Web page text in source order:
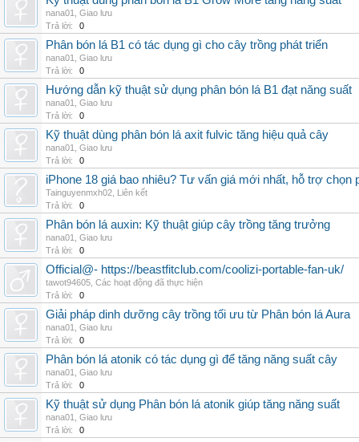
nana01
Giao lưu
Trả lời:
0
Phân bón lá B1 có tác dụng gì cho cây trồng phát triển
nana01
Giao lưu
Trả lời:
0
Hướng dẫn kỹ thuật sử dụng phân bón lá B1 đạt năng suất
nana01
Giao lưu
Trả lời:
0
Kỹ thuật dùng phân bón lá axit fulvic tăng hiệu quả cây
nana01
Giao lưu
Trả lời:
0
iPhone 18 giá bao nhiêu? Tư vấn giá mới nhất, hỗ trợ chọn
Tainguyenmxh02 Liên kết
Trả lời:
0
Phân bón lá auxin: Kỹ thuật giúp cây trồng tăng trưởng
nana01
Giao lưu
Trả lời:
0
Official@- https://beastfitclub.com/coolizi-portable-fan-uk/
tawot94605 Các hoạt động đã thực hiện
Trả lời:
0
Giải pháp dinh dưỡng cây trồng tối ưu từ Phân bón lá Aura
nana01
Giao lưu
Trả lời:
0
Phân bón lá atonik có tác dụng gì để tăng năng suất cây
nana01
Giao lưu
Trả lời:
0
Kỹ thuật sử dụng Phân bón lá atonik giúp tăng năng suất
nana01
Giao lưu
Trả lời:
0